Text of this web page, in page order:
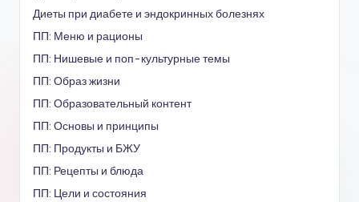
Диеты при диабете и эндокринных болезнях
ПП: Меню и рационы
ПП: Нишевые и поп-культурные темы
ПП: Образ жизни
ПП: Образовательный контент
ПП: Основы и принципы
ПП: Продукты и БЖУ
ПП: Рецепты и блюда
ПП: Цели и состояния